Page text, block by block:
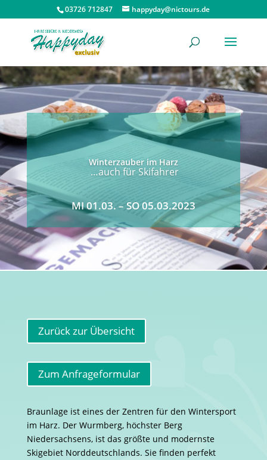
03726 712847 happyday@nictours.de
Winterzauber im Harz
…auch für Skifahrer
MI 01.03. – SO 05.03.2023
Zurück zur Übersicht
Zum Anfrageformular
Braunlage ist eines der Zentren für den Wintersport
im Harz. Der Wurmberg, höchster Berg
Niedersachsens, ist das größte und modernste
Skigebiet Norddeutschlands. Sie finden perfekt